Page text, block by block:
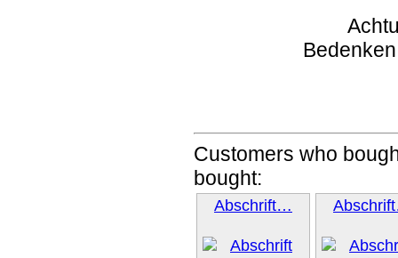
Customers who
bought:
Abschrift…